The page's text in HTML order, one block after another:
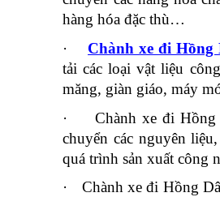
hàng hóa đặc thù…
·
Chành xe đi Hồng
tải các loại vật liệu
măng, giàn giáo, máy
·
Chành xe đi
chuyển các nguyên
quá trình sản xuất công
·
Chành xe đi Hồng